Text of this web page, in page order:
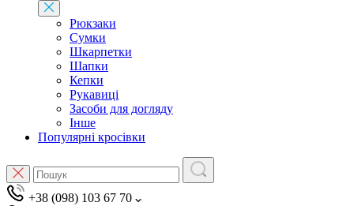
Рюкзаки
Сумки
Шкарпетки
Шапки
Кепки
Рукавиці
Засоби для догляду
Інше
Популярні кросівки
+38 (098) 103 67 70